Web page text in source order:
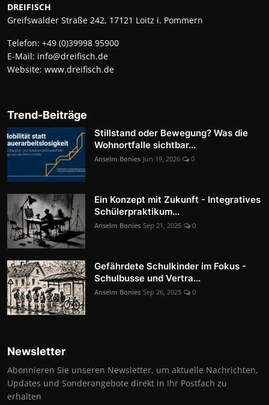
DREIFISCH
Greifswalder Straße 242, 17121 Loitz i. Pommern
Telefon: +49 (0)39998 95900
E-Mail: info@dreifisch.de
Website: www.dreifisch.de
Trend-Beiträge
Stillstand oder Bewegung? Was die
Wohnortfalle sichtbar...
Anselm Bonies Jun 19, 2026 0
Ein Konzept mit Zukunft - Integratives
Schülerpraktikum...
Anselm Bonies Sep 21, 2025 0
Gefährdete Schulkinder im Fokus -
Schulbusse und Vertra...
Anselm Bonies Sep 26, 2025 0
Newsletter
Abonnieren Sie unseren Newsletter, um aktuelle Nachrichten,
Updates und Sonderangebote direkt in Ihr Postfach zu
erhalten